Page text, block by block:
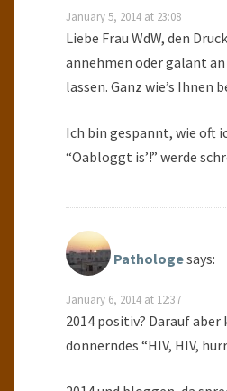
January 5, 2014 at 23:08
Liebe Frau WdW, den
annehmen oder galant
lassen. Ganz wie’s Ihnen
Ich bin gespannt, wie oft
“Oabloggt is’!” werde
Pathologesays:
January 6, 2014 at 12:37
2014 positiv? Darauf aber
donnerndes “HIV, HIV,